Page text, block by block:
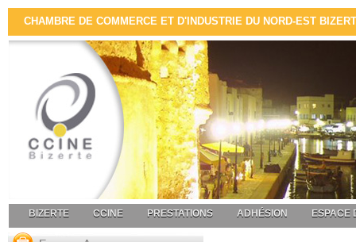
CHAMBRE DE COMMERCE ET D'INDUSTRIE DU NORD-EST
BIZERTE CCINE PRESTATIONS ADHÉSION ESPACE